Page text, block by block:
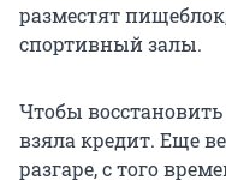
разместят
спортивный залы.
Чтобы
взяла кредит. Еще
разгаре, с того